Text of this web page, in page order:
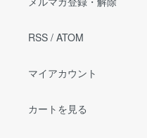
RSS / ATOM
マイアカウント
カートを見る